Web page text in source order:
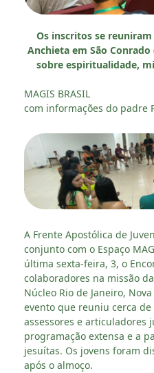
Os inscritos se reuniram
Anchieta em São
sobre espiritualidade,
MAGIS BRASIL
com informações do padre
A Frente Apostólica de
conjunto com o Espaço
última sexta-feira, 3, o
colaboradores na missão
Núcleo Rio de Janeiro,
evento que reuniu cerca
assessores e articuladores
programação extensa e a
jesuítas. Os jovens foram
após o almoço.